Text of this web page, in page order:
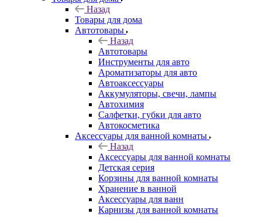
Назад
Товары для дома
Автотовары
Назад
Автотовары
Инструменты для авто
Ароматизаторы для авто
Автоаксессуары
Аккумуляторы, свечи, лампы
Автохимия
Салфетки, губки для авто
Автокосметика
Аксессуары для ванной комнаты
Назад
Аксессуары для ванной комнаты
Детская серия
Корзины для ванной комнаты
Хранение в ванной
Аксессуары для ванн
Карнизы для ванной комнаты